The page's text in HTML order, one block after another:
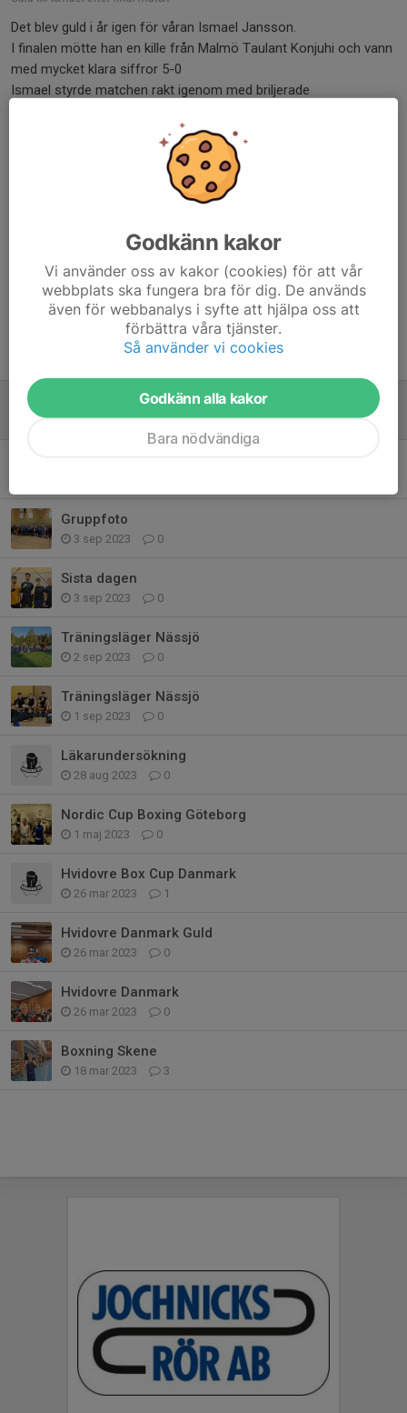
Det blev guld i år igen för våran Ismael Jansson.
I finalen mötte han en kille från Malmö Taulant Konjuhi och vann
med mycket klara siffror 5-0
Ismael styrde matchen rakt igenom med briljerade
Grattis till guldet //🥇🥇💪💪
Tidigare nyheter
Guld till Ismael
17 sep 2023 0
Gruppfoto
3 sep 2023 0
Sista dagen
3 sep 2023 0
Träningsläger Nässjö
2 sep 2023 0
Träningsläger Nässjö
1 sep 2023 0
Läkarundersökning
28 aug 2023 0
Nordic Cup Boxing Göteborg
1 maj 2023 0
Hvidovre Box Cup Danmark
26 mar 2023 1
Hvidovre Danmark Guld
26 mar 2023 0
Hvidovre Danmark
26 mar 2023 0
Boxning Skene
18 mar 2023 3
Godkänn kakor
Vi använder oss av kakor (cookies) för att vår
webbplats ska fungera bra för dig. De används
även för webbanalys i syfte att hjälpa oss att
förbättra våra tjänster.
Så använder vi cookies
Godkänn alla kakor
Bara nödvändiga